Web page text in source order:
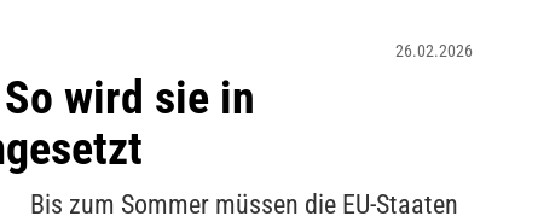
wird sie in
26.02.2026
Bis zum Sommer müssen die EU-Staaten